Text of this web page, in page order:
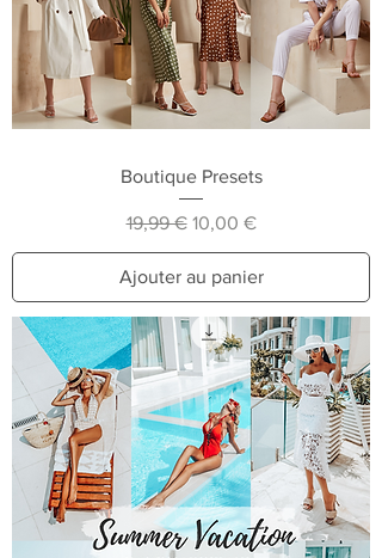
Boutique Presets
Prix original
19,99 € Prix promotionnel
10,00 €
Ajouter au panier